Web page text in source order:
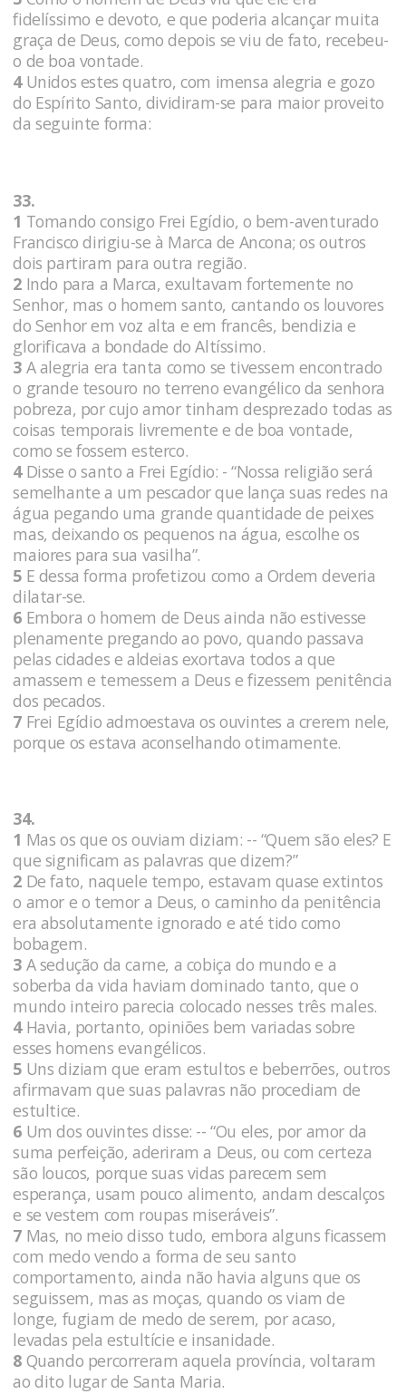
fidelíssimo e devoto, e que poderia alcançar muita
graça de Deus, como depois se viu de fato, recebeu-
o de boa vontade.
4Unidos estes quatro, com imensa alegria e gozo
do Espírito Santo, dividiram-se para maior proveito
da seguinte forma:
33.
1 Tomando consigo Frei Egídio, o bem-aventurado
Francisco dirigiu-se à Marca de Ancona; os outros
dois partiram para outra região.
2 Indo para a Marca, exultavam fortemente no
Senhor, mas o homem santo, cantando os louvores
do Senhor em voz alta e em francês, bendizia e
glorificava a bondade do Altíssimo.
3 A alegria era tanta como se tivessem encontrado
o grande tesouro no terreno evangélico da senhora
pobreza, por cujo amor tinham desprezado todas as
coisas temporais livremente e de boa vontade,
como se fossem esterco.
4Disse o santo a Frei Egídio: - “Nossa religião será
semelhante a um pescador que lança suas redes na
água pegando uma grande quantidade de peixes
mas, deixando os pequenos na água, escolhe os
maiores para sua vasilha”.
5 E dessa forma profetizou como a Ordem deveria
dilatar-se.
6 Embora o homem de Deus ainda não estivesse
plenamente pregando ao povo, quando passava
pelas cidades e aldeias exortava todos a que
amassem e temessem a Deus e fizessem penitência
dos pecados.
7 Frei Egídio admoestava os ouvintes a crerem nele,
porque os estava aconselhando otimamente.
34.
1 Mas os que os ouviam diziam: -- “Quem são eles? E
que significam as palavras que dizem?”
2 De fato, naquele tempo, estavam quase extintos
o amor e o temor a Deus, o caminho da penitência
era absolutamente ignorado e até tido como
bobagem.
3 A sedução da carne, a cobiça do mundo e a
soberba da vida haviam dominado tanto, que o
mundo inteiro parecia colocado nesses três males.
4Havia, portanto, opiniões bem variadas sobre
esses homens evangélicos.
5 Uns diziam que eram estultos e beberrões, outros
afirmavam que suas palavras não procediam de
estultice.
6 Um dos ouvintes disse: -- “Ou eles, por amor da
suma perfeição, aderiram a Deus, ou com certeza
são loucos, porque suas vidas parecem sem
esperança, usam pouco alimento, andam descalços
e se vestem com roupas miseráveis”.
7 Mas, no meio disso tudo, embora alguns ficassem
com medo vendo a forma de seu santo
comportamento, ainda não havia alguns que os
seguissem, mas as moças, quando os viam de
longe, fugiam de medo de serem, por acaso,
levadas pela estultície e insanidade.
8 Quando percorreram aquela província, voltaram
ao dito lugar de Santa Maria.